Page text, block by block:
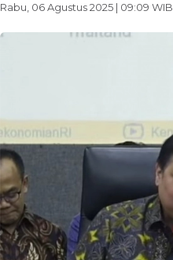
Rabu, 06 Agustus 2025 | 09:09 WIB